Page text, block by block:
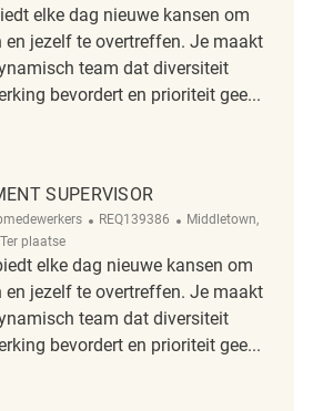
elke dag nieuwe kansen om
en jezelf te overtreffen. Je maakt
team dat diversiteit
bevordert en prioriteit gee...
Supervisor REQ143080
SUPERVISOR
ReqId
REQ139386 Plaats
Middletown,
Afgelegen
Ter plaatse
elke dag nieuwe kansen om
en jezelf te overtreffen. Je maakt
team dat diversiteit
bevordert en prioriteit gee...
Supervisor REQ139386